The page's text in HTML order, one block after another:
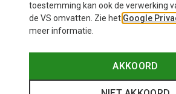
toestemming kan ook de verwerking
de VS omvatten. Zie het Google
meer informatie.
AKKOORD